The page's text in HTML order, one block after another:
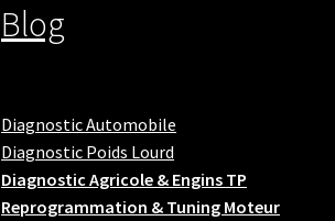
Blog
Diagnostic Automobile
Diagnostic Poids Lourd
Diagnostic Agricole & Engins TP
Reprogrammation & Tuning Moteur